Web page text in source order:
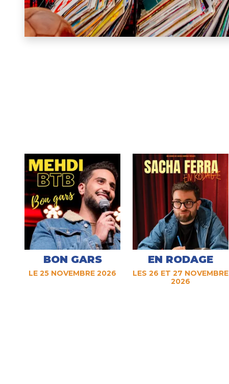
BON GARS
LE 25 NOVEMBRE 2026
EN RODAGE
LES 26 ET 27 NOVEMBRE
2026